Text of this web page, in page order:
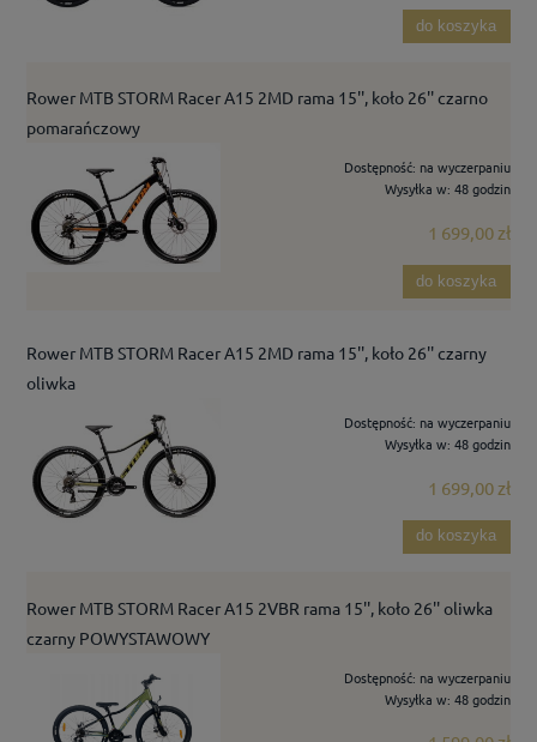
do koszyka
Rower MTB STORM Racer A15 2MD rama 15'', koło 26'' czarno
pomarańczowy
Dostępność: na wyczerpaniu
Wysyłka w: 48 godzin
1 699,00 zł
do koszyka
Rower MTB STORM Racer A15 2MD rama 15'', koło 26'' czarny
oliwka
Dostępność: na wyczerpaniu
Wysyłka w: 48 godzin
1 699,00 zł
do koszyka
Rower MTB STORM Racer A15 2VBR rama 15'', koło 26'' oliwka
czarny POWYSTAWOWY
Dostępność: na wyczerpaniu
Wysyłka w: 48 godzin